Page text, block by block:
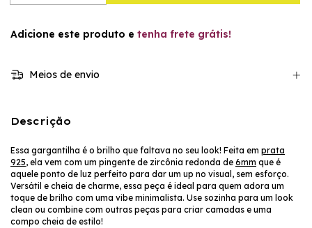
Adicione este produto e tenha frete grátis!
Meios de envio
Descrição
Essa gargantilha é o brilho que faltava no seu look! Feita em prata
925, ela vem com um pingente de zircônia redonda de 6mm que é
aquele ponto de luz perfeito para dar um up no visual, sem esforço.
Versátil e cheia de charme, essa peça é ideal para quem adora um
toque de brilho com uma vibe minimalista. Use sozinha para um look
clean ou combine com outras peças para criar camadas e uma
compo cheia de estilo!